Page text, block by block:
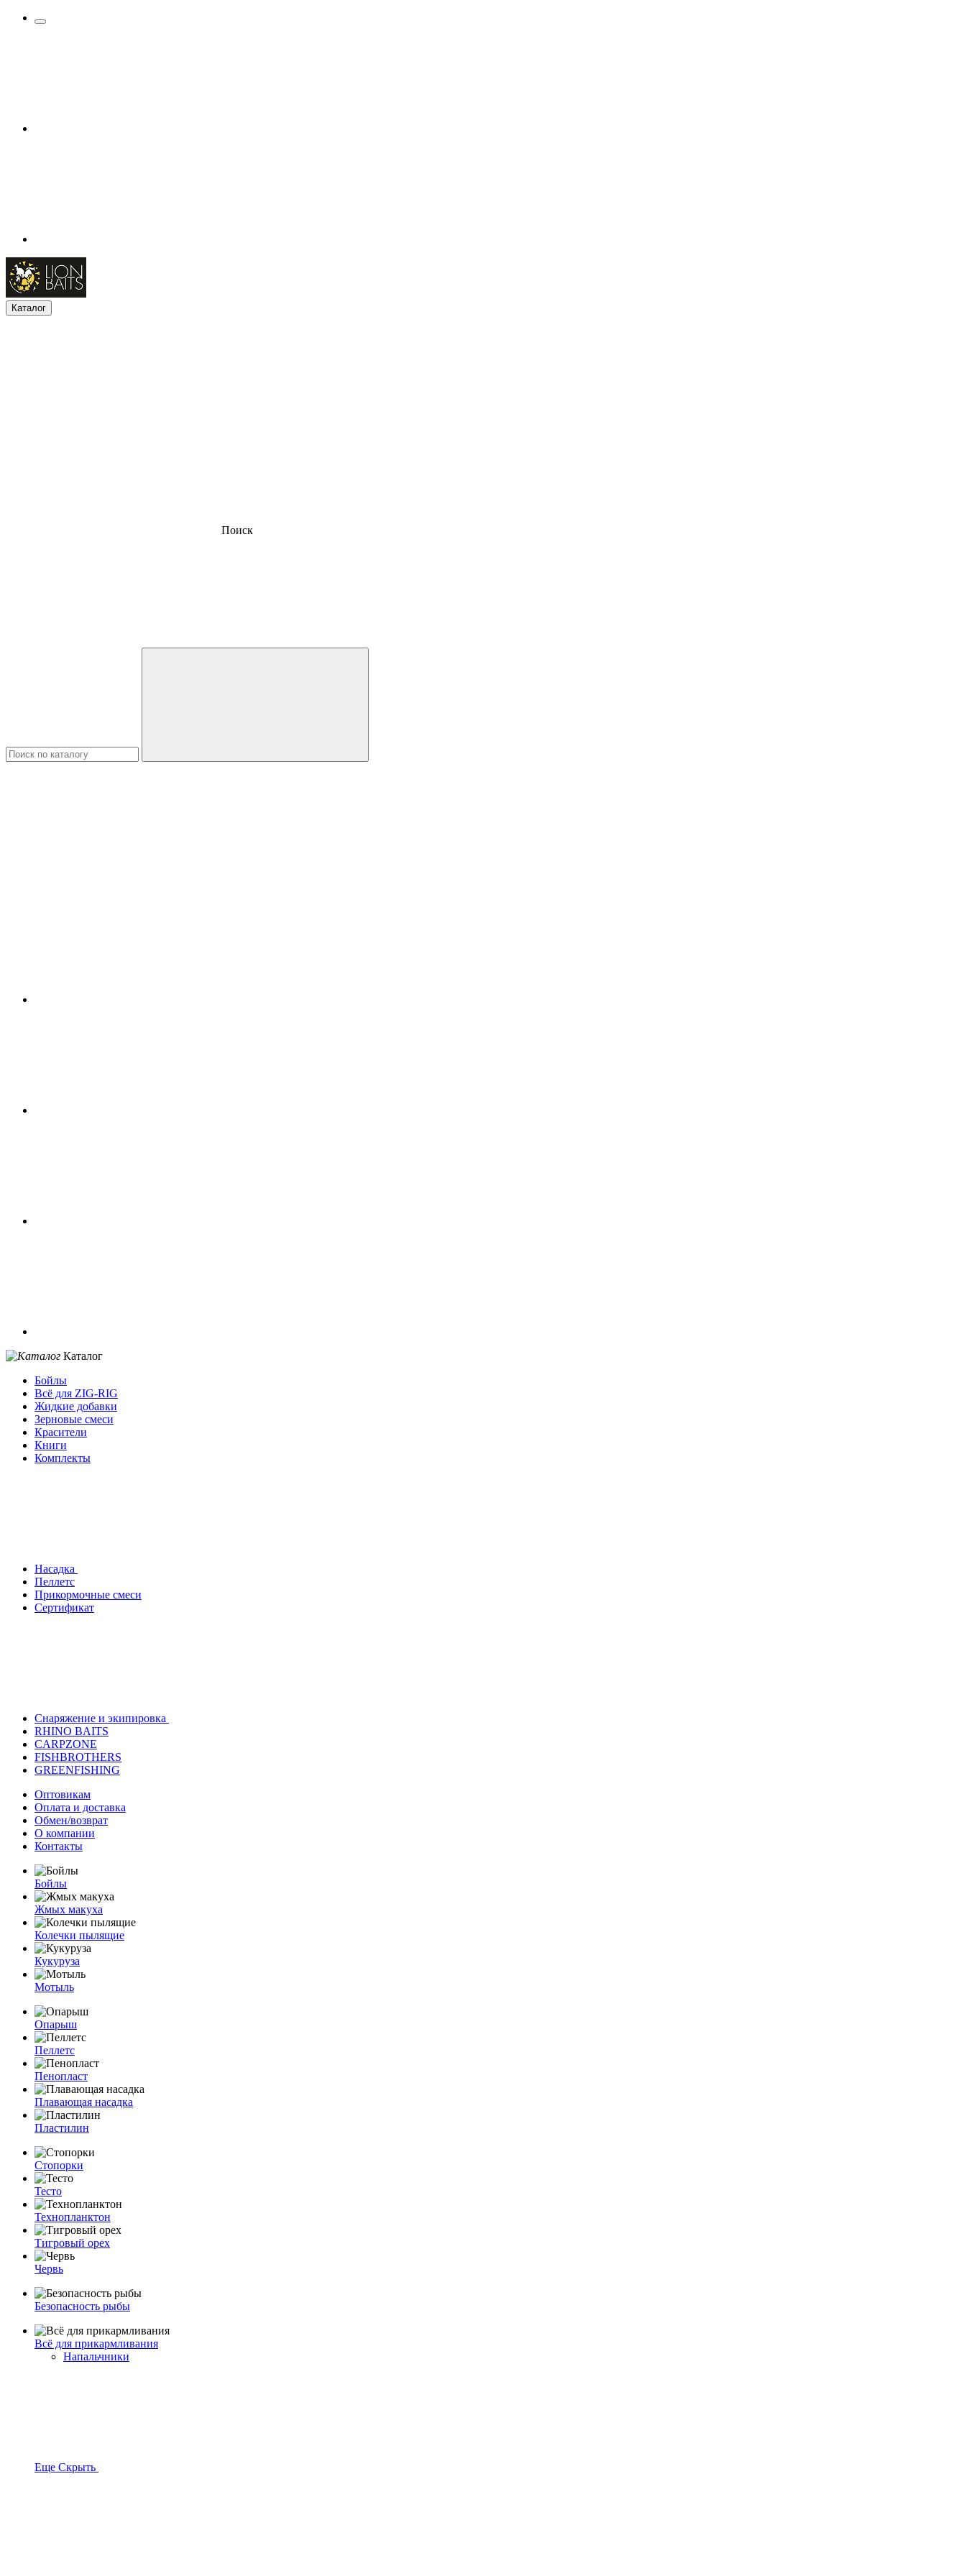
Каталог
Поиск
Каталог
Бойлы
Всё для ZIG-RIG
Жидкие добавки
Зерновые смеси
Красители
Книги
Комплекты
Насадка
Пеллетс
Прикормочные смеси
Сертификат
Снаряжение и экипировка
RHINO BAITS
CARPZONE
FISHBROTHERS
GREENFISHING
Оптовикам
Оплата и доставка
Обмен/возврат
О компании
Контакты
Бойлы
Жмых макуха
Колечки пылящие
Кукуруза
Мотыль
Опарыш
Пеллетс
Пенопласт
Плавающая насадка
Пластилин
Стопорки
Тесто
Технопланктон
Тигровый орех
Червь
Безопасность рыбы
Всё для прикармливания
Напальчники
Еще Скрыть